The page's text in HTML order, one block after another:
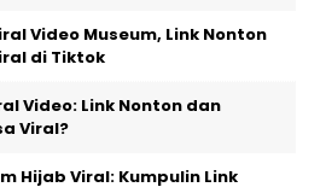
Video Museum, Link Nonton
di Tiktok
Video: Link Nonton dan
Viral?
Hijab Viral: Kumpulin Link